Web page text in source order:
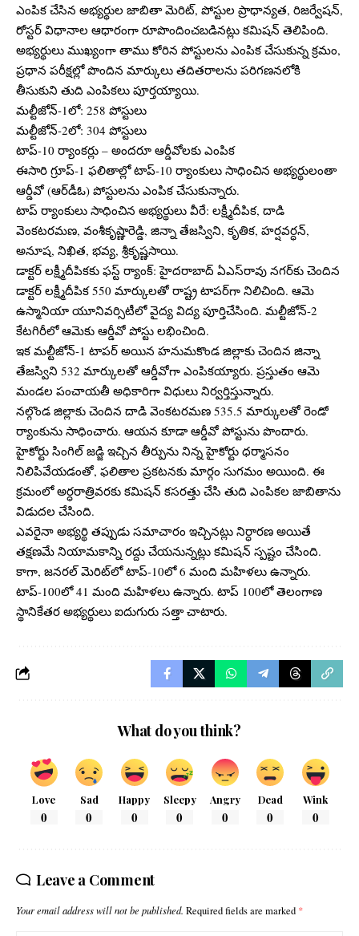
ఎంపిక చేసిన అభ్యర్థుల జాబితా మెరిట్, పోస్టుల ప్రాధాన్యత, రిజర్వేషన్,
రోస్టర్ విధానాల ఆధారంగా రూపొందించబడినట్లు కమిషన్ తెలిపింది.
అభ్యర్థులు ముఖ్యంగా తాము కోరిన పోస్టులను ఎంపిక చేసుకున్న క్రమం,
ప్రధాన పరీక్షల్లో పొందిన మార్కులు తదితరాలను పరిగణనలోకి
తీసుకుని తుది ఎంపికలు పూర్తయ్యాయి.
మల్టీజోన్-1లో: 258 పోస్టులు
మల్టీజోన్-2లో: 304 పోస్టులు
టాప్-10 ర్యాంకర్లు – అందరూ ఆర్డీవోలకు ఎంపిక
ఈసారి గ్రూప్-1 ఫలితాల్లో టాప్-10 ర్యాంకులు సాధించిన అభ్యర్థులంతా
ఆర్డీవో (ఆర్‌డీఓ) పోస్టులను ఎంపిక చేసుకున్నారు.
టాప్‌ ర్యాంకులు సాధించిన అభ్యర్థులు వీరే: లక్ష్మీదీపిక, దాడి
వెంకటరమణ, వంశీకృష్ణారెడ్డి, జిన్నా తేజస్విని, కృతిక, హర్షవర్ధన్,
అనూష, నిఖిత, భవ్య, శ్రీకృష్ణసాయి.
డాక్టర్ లక్ష్మీదీపికకు ఫస్ట్ ర్యాంక్: హైదరాబాద్‌ ఏఎస్‌రావు నగర్‌కు చెందిన
డాక్టర్ లక్ష్మీదీపిక 550 మార్కులతో రాష్ట్ర టాపర్‌గా నిలిచింది. ఆమె
ఉస్మానియా యూనివర్సిటీలో వైద్య విద్య పూర్తిచేసింది. మల్టీజోన్-2
కేటగిరీలో ఆమెకు ఆర్డీవో పోస్టు లభించింది.
ఇక మల్టీజోన్-1 టాపర్ అయిన హనుమకొండ జిల్లాకు చెందిన జిన్నా
తేజస్విని 532 మార్కులతో ఆర్డీవోగా ఎంపికయ్యారు. ప్రస్తుతం ఆమె
మండల పంచాయతీ అధికారిగా విధులు నిర్వర్తిస్తున్నారు.
నల్గొండ జిల్లాకు చెందిన దాడి వెంకటరమణ 535.5 మార్కులతో రెండో
ర్యాంకును సాధించారు. ఆయన కూడా ఆర్డీవో పోస్టును పొందారు.
హైకోర్టు సింగిల్‌ జడ్జి ఇచ్చిన తీర్పును నిన్న హైకోర్టు ధర్మాసనం
నిలిపివేయడంతో, ఫలితాల ప్రకటనకు మార్గం సుగమం అయింది. ఈ
క్రమంలో అర్ధరాత్రివరకు కమిషన్ కసరత్తు చేసి తుది ఎంపికల జాబితాను
విడుదల చేసింది.
ఎవరైనా అభ్యర్థి తప్పుడు సమాచారం ఇచ్చినట్లు నిర్ధారణ అయితే
తక్షణమే నియామకాన్ని రద్దు చేయనున్నట్లు కమిషన్ స్పష్టం చేసింది.
కాగా, జనరల్ మెరిట్‌లో టాప్-10లో 6 మంది మహిళలు ఉన్నారు.
టాప్-100లో 41 మంది మహిళలు ఉన్నారు. టాప్ 100లో తెలంగాణ
స్థానికేతర అభ్యర్థులు ఐదుగురు సత్తా చాటారు.
What do you think?
Love
0
Sad
0
Happy
0
Sleepy
0
Angry
0
Dead
0
Wink
0
Leave a Comment
Your email address will not be published. Required fields are marked *